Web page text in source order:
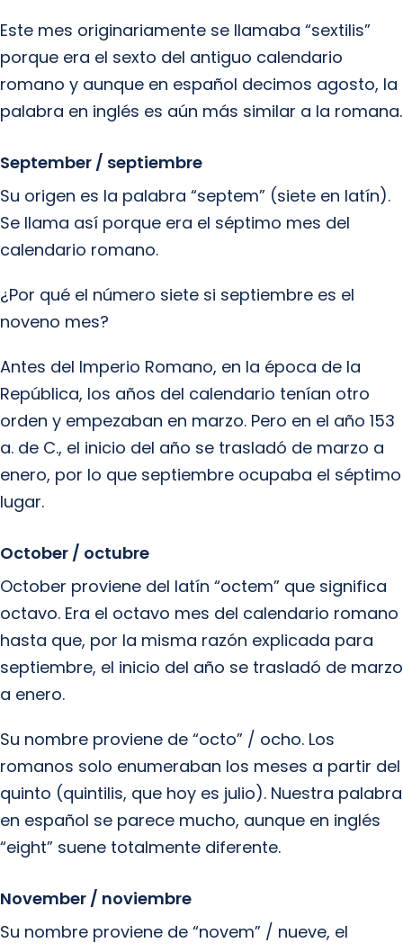
Este mes originariamente se llamaba “sextilis”
porque era el sexto del antiguo calendario
romano y aunque en español decimos agosto, la
palabra en inglés es aún más similar a la romana.
September / septiembre
Su origen es la palabra “septem” (siete en latín).
Se llama así porque era el séptimo mes del
calendario romano.
¿Por qué el número siete si septiembre es el
noveno mes?
Antes del Imperio Romano, en la época de la
República, los años del calendario tenían otro
orden y empezaban en marzo. Pero en el año 153
a. de C., el inicio del año se trasladó de marzo a
enero, por lo que septiembre ocupaba el séptimo
lugar.
October / octubre
October proviene del latín “octem” que significa
octavo. Era el octavo mes del calendario romano
hasta que, por la misma razón explicada para
septiembre, el inicio del año se trasladó de marzo
a enero.
Su nombre proviene de “octo” / ocho. Los
romanos solo enumeraban los meses a partir del
quinto (quintilis, que hoy es julio). Nuestra palabra
en español se parece mucho, aunque en inglés
“eight” suene totalmente diferente.
November / noviembre
Su nombre proviene de “novem” / nueve, el